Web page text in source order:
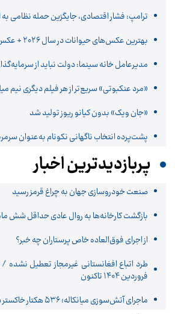
ترامپ: فشار اقتصادی، جایگزین حمله نظامی
بهترین عکس‌های حیوانات در سال ۲۰۲۶ + عکس
مدیرعامل خانه سینما: دولت نباید از
«مرد عنکبوتی» سریع‌تر از هر فیلم دیگری نیم‌
«جان ویک» بدون کیانو ریوز تولید شد
پشت‌پرده انتخاب ناگهانی نکونام به‌عنوان
پربازدیدترین اخبار
صنعت خودروسازی جهان به چراغ قرمز رسید
بازگشت کارخانه‌ها به روال عادی حداقل شش ماه
از اجرای فوق‌العاده خاص پرستاران چه خبر؟
فروردین ۱۴۰۴ تاکنون
ماجرای آتش‌سوزی میانکاله؛ ۵۳۶ هکتار خاکستر شد